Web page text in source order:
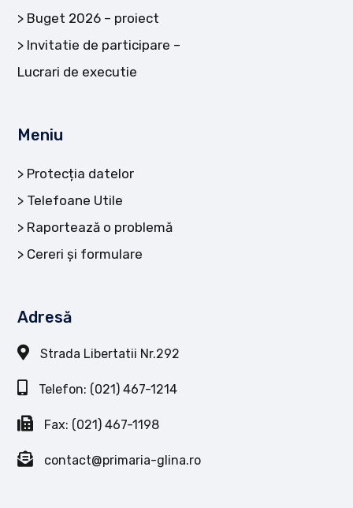
Buget 2026 – proiect
Invitatie de participare –
Lucrari de executie
Meniu
Protecția datelor
Telefoane Utile
Raportează o problemă
Cereri și formulare
Adresă
Strada Libertatii Nr.292
Telefon: (021) 467-1214
Fax: (021) 467-1198
contact@primaria-glina.ro